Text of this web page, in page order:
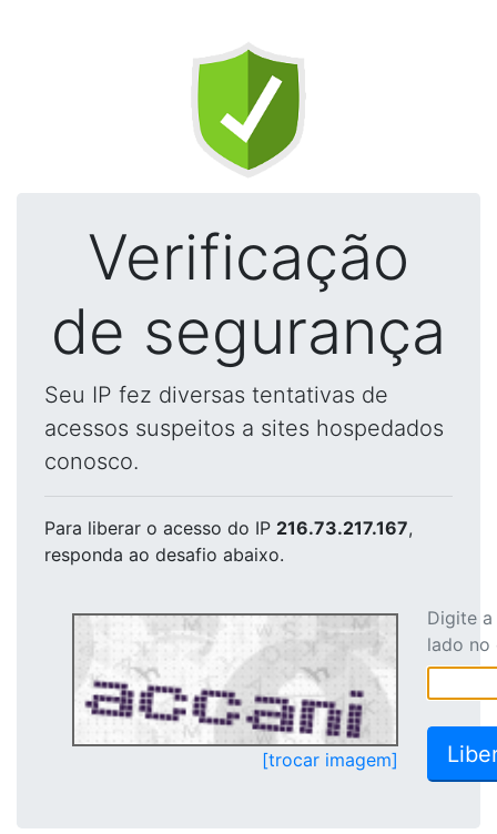
Verificação
de segurança
Seu IP fez diversas tentativas de
acessos suspeitos a sites hospedados
conosco.
Para liberar o acesso do IP 216.73.217.167,
responda ao desafio abaixo.
[trocar imagem]
Digite
lado no